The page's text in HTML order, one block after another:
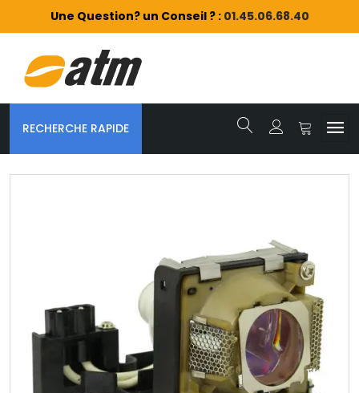
Une Question? un Conseil ? : 01.45.06.68.40
RECHERCHE RAPIDE